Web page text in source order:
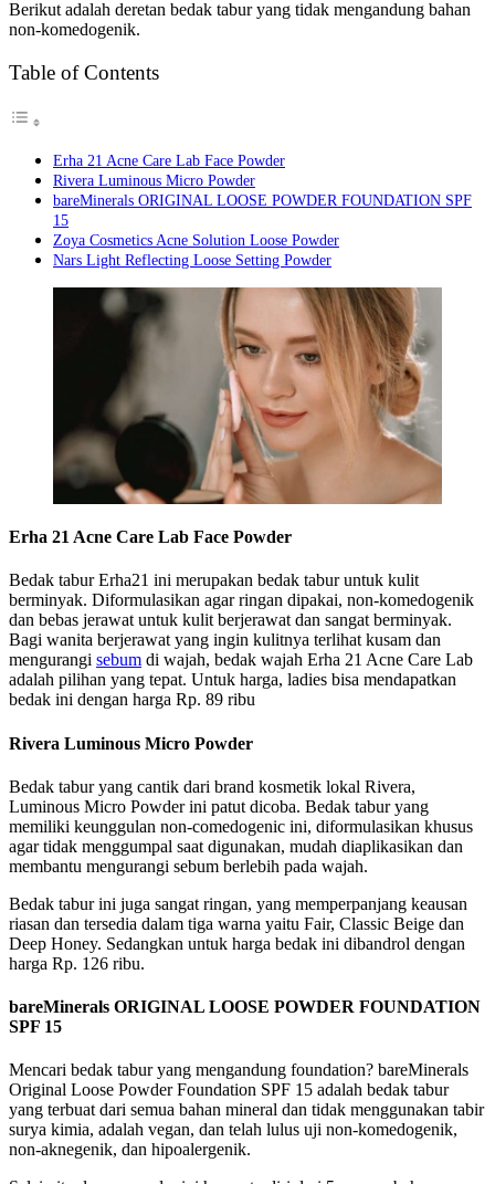
Berikut adalah deretan bedak tabur yang tidak mengandung bahan
non-komedogenik.
Table of Contents
Erha 21 Acne Care Lab Face Powder
Rivera Luminous Micro Powder
bareMinerals ORIGINAL LOOSE POWDER FOUNDATION SPF
15
Zoya Cosmetics Acne Solution Loose Powder
Nars Light Reflecting Loose Setting Powder
Erha 21 Acne Care Lab Face Powder
Bedak tabur Erha21 ini merupakan bedak tabur untuk kulit
berminyak. Diformulasikan agar ringan dipakai, non-komedogenik
dan bebas jerawat untuk kulit berjerawat dan sangat berminyak.
Bagi wanita berjerawat yang ingin kulitnya terlihat kusam dan
mengurangi sebum di wajah, bedak wajah Erha 21 Acne Care Lab
adalah pilihan yang tepat. Untuk harga, ladies bisa mendapatkan
bedak ini dengan harga Rp. 89 ribu
Rivera Luminous Micro Powder
Bedak tabur yang cantik dari brand kosmetik lokal Rivera,
Luminous Micro Powder ini patut dicoba. Bedak tabur yang
memiliki keunggulan non-comedogenic ini, diformulasikan khusus
agar tidak menggumpal saat digunakan, mudah diaplikasikan dan
membantu mengurangi sebum berlebih pada wajah.
Bedak tabur ini juga sangat ringan, yang memperpanjang keausan
riasan dan tersedia dalam tiga warna yaitu Fair, Classic Beige dan
Deep Honey. Sedangkan untuk harga bedak ini dibandrol dengan
harga Rp. 126 ribu.
bareMinerals ORIGINAL LOOSE POWDER FOUNDATION
SPF 15
Mencari bedak tabur yang mengandung foundation? bareMinerals
Original Loose Powder Foundation SPF 15 adalah bedak tabur
yang terbuat dari semua bahan mineral dan tidak menggunakan tabir
surya kimia, adalah vegan, dan telah lulus uji non-komedogenik,
non-aknegenik, dan hipoalergenik.